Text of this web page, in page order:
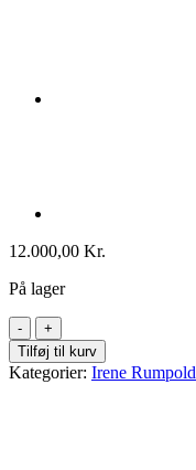
12.000,00 Kr.
På lager
Irene
Rumpold
104x124
antal
Tilføj til kurv
Kategorier: Irene Rumpold